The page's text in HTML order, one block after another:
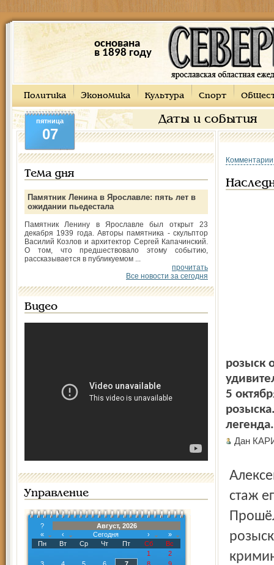
основана
в 1898 году
Политика Экономика Культура Спорт
Даты и события
пятница
07
Тема дня
Памятник Ленина в Ярославле: пять лет в
ожидании пьедестала
Памятник Ленину в Ярославле был открыт 23
декабря 1939 года. Авторы памятника - скульптор
Василий Козлов и архитектор Сергей Капачинский.
О том, что предшествовало этому событию,
рассказывается в публикуемом ...
прочитать
Все новости за сегодня
Видео
Управление
?
Август, 2026
«
‹ Сегодня ›
»
Пн
Вт Ср Чт Пт Сб
Вс
1
2
розыск
5
легенда.
Дан
Алексей Валентинович Балабин - полковник милиции,
стаж